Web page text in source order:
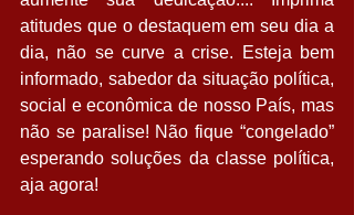
atitudes que o destaquem em seu dia a
dia, não se curve a crise. Esteja bem
informado, sabedor da situação política,
social e econômica de nosso País, mas
não se paralise! Não fique “congelado”
esperando soluções da classe política,
aja agora!